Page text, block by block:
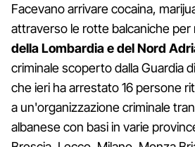
Facevano arrivare cocaina,
attraverso le rotte balcaniche per
della Lombardia e del Nord
criminale scoperto dalla Guardia
che ieri ha arrestato 16 persone
a un'organizzazione criminale
albanese con basi in varie